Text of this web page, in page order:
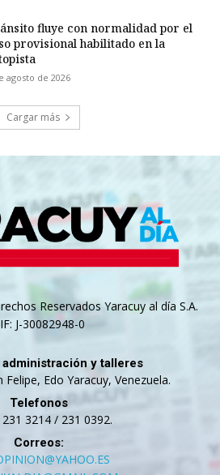
fluye con normalidad por el
provisional habilitado en la
agosto de 2026
Cargar más
Reservados Yaracuy al día S.A.
J-30082948-0
administración y talleres
Edo Yaracuy, Venezuela.
Telefonos
3214 / 231 0392.
Correos: